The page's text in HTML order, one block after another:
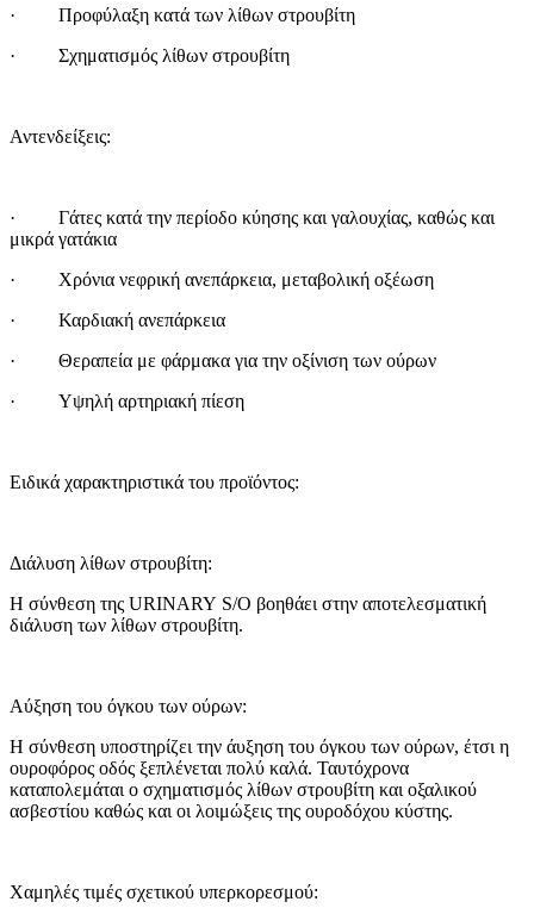
· Προφύλαξη κατά των λίθων στρουβίτη
· Σχηματισμός λίθων στρουβίτη
Αντενδείξεις:
· Γάτες κατά την περίοδο κύησης και γαλουχίας, καθώς και
μικρά γατάκια
· Χρόνια νεφρική ανεπάρκεια, μεταβολική οξέωση
· Καρδιακή ανεπάρκεια
· Θεραπεία με φάρμακα για την οξίνιση των ούρων
· Υψηλή αρτηριακή πίεση
Ειδικά χαρακτηριστικά του προϊόντος:
Διάλυση λίθων στρουβίτη:
H σύνθεση της URINARY S/O βοηθάει στην αποτελεσματική
διάλυση των λίθων στρουβίτη.
Αύξηση του όγκου των ούρων:
H σύνθεση υποστηρίζει την άυξηση του όγκου των ούρων, έτσι η
ουροφόρος οδός ξεπλένεται πολύ καλά. Ταυτόχρονα
καταπολεμάται ο σχηματισμός λίθων στρουβίτη και οξαλικού
ασβεστίου καθώς και οι λοιμώξεις της ουροδόχου κύστης.
Χαμηλές τιμές σχετικού υπερκορεσμού: